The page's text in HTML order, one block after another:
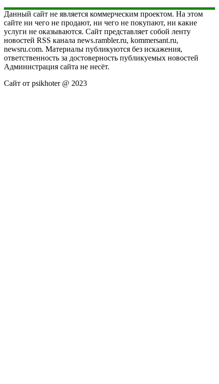
Данный сайт не является коммерческим проектом. На этом
сайте ни чего не продают, ни чего не покупают, ни какие
услуги не оказываются. Сайт представляет собой ленту
новостей RSS канала news.rambler.ru, kommersant.ru,
newsru.com. Материалы публикуются без искажения,
ответственность за достоверность публикуемых новостей
Администрация сайта не несёт.
Сайт от psikhoter @ 2023